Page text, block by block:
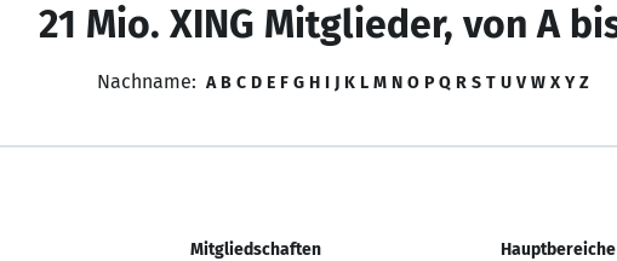
21 Mio. XING Mitglieder, von A
Nachname: A B C D E F G H I J K L M N O P Q R S T U V W X Y Z
Mitgliedschaften Hauptbereiche